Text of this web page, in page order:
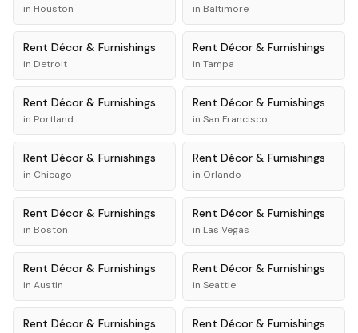
in Houston in Baltimore
Rent Décor & Furnishings
in Detroit
Rent Décor & Furnishings
in Tampa
Rent Décor & Furnishings
in Portland
Rent Décor & Furnishings
in San Francisco
Rent Décor & Furnishings
in Chicago
Rent Décor & Furnishings
in Orlando
Rent Décor & Furnishings
in Boston
Rent Décor & Furnishings
in Las Vegas
Rent Décor & Furnishings
in Austin
Rent Décor & Furnishings
in Seattle
Rent Décor & Furnishings Rent Décor & Furnishings